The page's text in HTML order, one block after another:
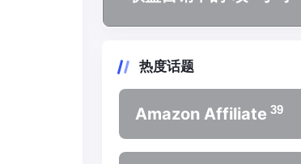
热度话题
Amazon Affiliate 39